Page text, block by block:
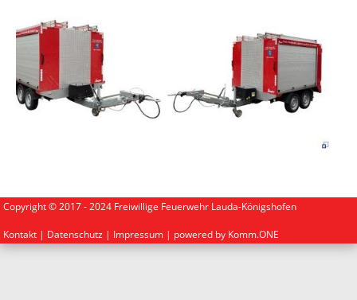
Copyright © 2017 - 2024 Freiwillige Feuerwehr Lauda-Königshofen
Kontakt | Datenschutz | Impressum | powered by Komm.ONE